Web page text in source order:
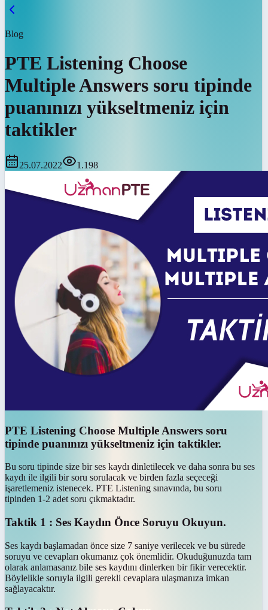
Blog
PTE Listening Choose
Multiple Answers soru tipinde
puanınızı yükseltmeniz için
taktikler
25.07.2022 1.198
PTE Listening Choose Multiple Answers soru
tipinde puanınızı yükseltmeniz için taktikler.
Bu soru tipinde size bir ses kaydı dinletilecek ve daha sonra bu ses
kaydı ile ilgili bir soru sorulacak ve birden fazla seçeceği
işaretlemeniz istenecek. PTE Listening sınavında, bu soru
tipinden 1-2 adet soru çıkmaktadır.
Taktik 1 : Ses Kaydın Önce Soruyu Okuyun.
Ses kaydı başlamadan önce size 7 saniye verilecek ve bu sürede
soruyu ve cevapları okumanız çok önemlidir. Okuduğunuzda tam
olarak anlamasanız bile ses kaydını dinlerken bir fikir verecektir.
Böylelikle soruyla ilgili gerekli cevaplara ulaşmanıza imkan
sağlayacaktır.